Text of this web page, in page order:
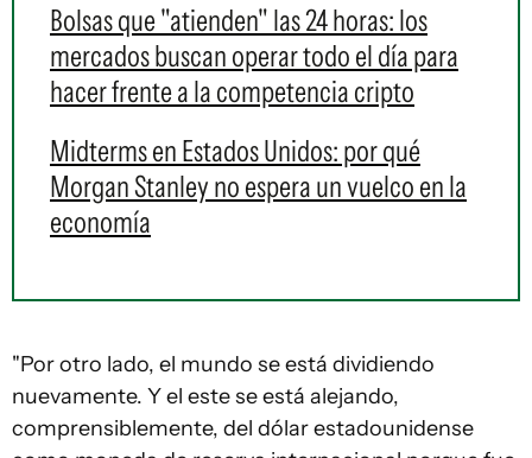
Bolsas que "atienden" las 24 horas: los
mercados buscan operar todo el día para
hacer frente a la competencia cripto
Midterms en Estados Unidos: por qué
Morgan Stanley no espera un vuelco en la
economía
"Por otro lado, el mundo se está dividiendo
nuevamente. Y el este se está alejando,
comprensiblemente, del dólar estadounidense